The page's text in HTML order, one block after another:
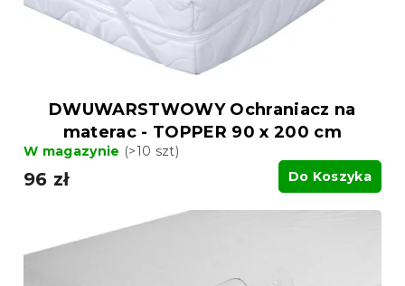
DWUWARSTWOWY Ochraniacz na
materac - TOPPER 90 x 200 cm
W magazynie (>10 szt)
96 zł Do Koszyka